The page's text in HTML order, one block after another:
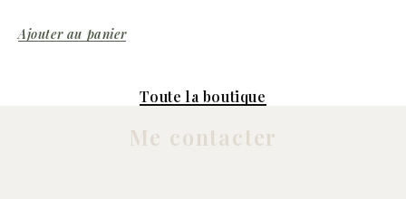
Ajouter au panier
Toute la boutique
Me contacter